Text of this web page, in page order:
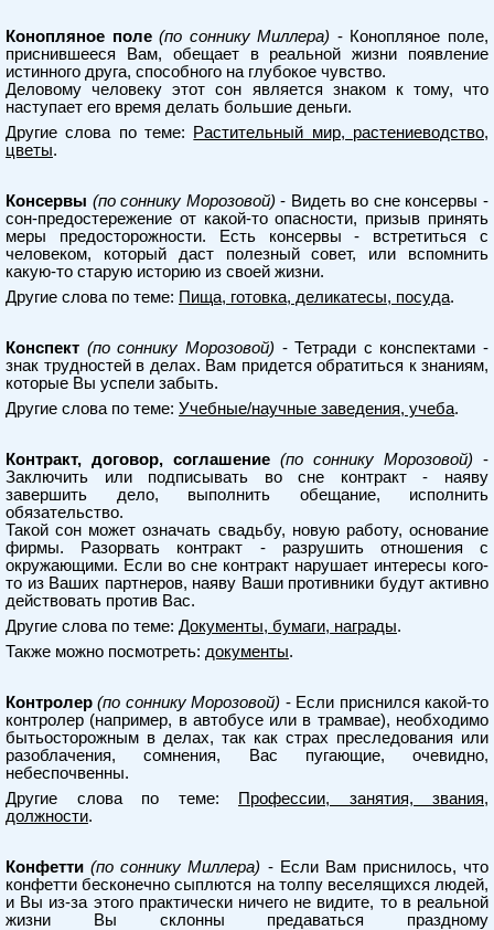
Конопляное поле (по соннику Миллера) - Конопляное поле,
приснившееся Вам, обещает в реальной жизни появление
истинного друга, способного на глубокое чувство.
Деловому человеку этот сон является знаком к тому, что
наступает его время делать большие деньги.
Другие слова по теме:
Растительный мир, растениеводство,
цветы.
Консервы (по соннику Морозовой) - Видеть во сне консервы -
сон-предостережение от какой-то опасности, призыв принять
меры предосторожности. Есть консервы - встретиться с
человеком, который даст полезный совет, или вспомнить
какую-то старую историю из своей жизни.
Другие слова по теме: Пища, готовка, деликатесы, посуда.
Конспект (по соннику Морозовой) - Тетради с конспектами -
знак трудностей в делах. Вам придется обратиться к знаниям,
которые Вы успели забыть.
Другие слова по теме: Учебные/научные заведения, учеба.
Контракт, договор, соглашение (по соннику Морозовой) -
Заключить или подписывать во сне контракт - наяву
завершить дело, выполнить обещание, исполнить
обязательство.
Такой сон может означать свадьбу, новую работу, основание
фирмы. Разорвать контракт - разрушить отношения с
окружающими. Если во сне контракт нарушает интересы кого-
то из Ваших партнеров, наяву Ваши противники будут активно
действовать против Вас.
Другие слова по теме: Документы, бумаги, награды.
Также можно посмотреть: документы.
Контролер (по соннику Морозовой) - Если приснился какой-то
контролер (например, в автобусе или в трамвае), необходимо
бытьосторожным в делах, так как страх преследования или
разоблачения, сомнения, Вас пугающие, очевидно,
небеспочвенны.
Другие слова по теме:
Профессии, занятия, звания,
должности.
Конфетти (по соннику Миллера) - Если Вам приснилось, что
конфетти бесконечно сыплются на толпу веселящихся людей,
и Вы из-за этого практически ничего не видите, то в реальной
жизни Вы склонны предаваться праздному